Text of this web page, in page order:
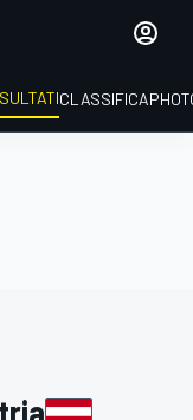
CLASSIFICA